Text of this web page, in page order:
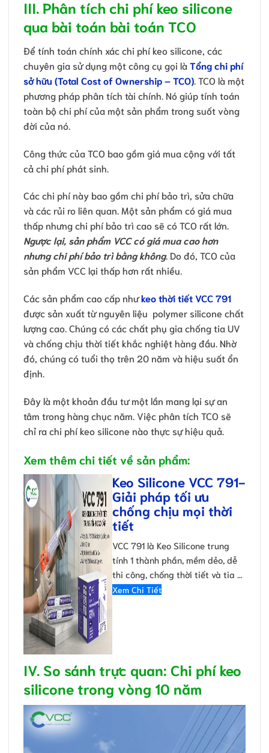
III. Phân tích chi phí keo silicone
qua bài toán bài toán TCO
Để tính toán chính xác chi phí keo silicone, các
chuyên gia sử dụng một công cụ gọi là Tổng chi phí
sở hữu (Total Cost of Ownership – TCO) . TCO là một
phương pháp phân tích tài chính. Nó giúp tính toán
toàn bộ chi phí của một sản phẩm trong suốt vòng
đời của nó.
Công thức của TCO bao gồm giá mua cộng với tất
cả chi phí phát sinh.
Các chi phí này bao gồm chi phí bảo trì, sửa chữa
và các rủi ro liên quan. Một sản phẩm có giá mua
thấp nhưng chi phí bảo trì cao sẽ có TCO rất lớn.
Ngược lại, sản phẩm VCC có giá mua cao hơn
nhưng chi phí bảo trì bằng không. Do đó, TCO của
sản phẩm VCC lại thấp hơn rất nhiều.
Các sản phẩm cao cấp nhưkeo thời tiết VCC 791
được sản xuất từ nguyên liệu polymer silicone chất
lượng cao. Chúng có các chất phụ gia chống tia UV
và chống chịu thời tiết khắc nghiệt hàng đầu. Nhờ
đó, chúng có tuổi thọ trên 20 năm và hiệu suất ổn
định.
Đây là một khoản đầu tư một lần mang lại sự an
tâm trong hàng chục năm. Việc phân tích TCO sẽ
chỉ ra chi phí keo silicone nào thực sự hiệu quả.
Xem thêm chi tiết về sản phẩm:
Keo Silicone VCC 791-
Giải pháp tối ưu
chống chịu mọi thời
tiết
VCC 791 là Keo Silicone trung
tính 1 thành phần, mềm dẻo, dễ
thi công, chống thời tiết và tia …
Xem Chi Tiết
IV. So sánh trực quan: Chi phí keo
silicone trong vòng 10 năm